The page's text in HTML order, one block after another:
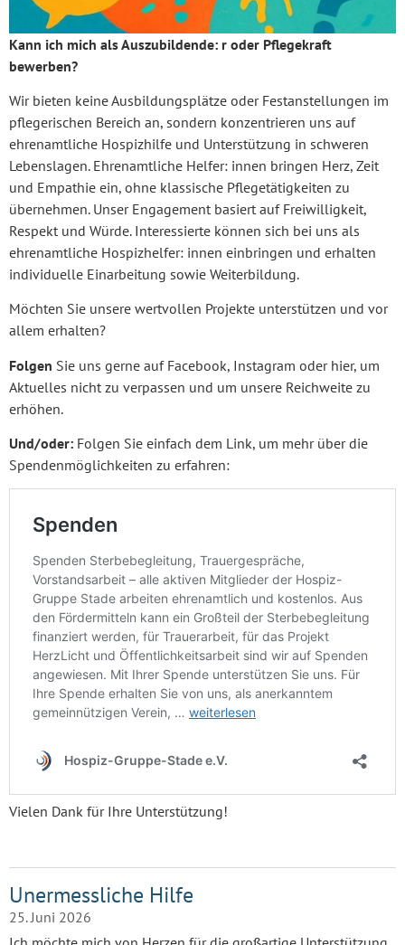
Kann ich mich als Auszubildende: r oder Pflegekraft
bewerben?
Wir bieten keine Ausbildungsplätze oder Festanstellungen im
pflegerischen Bereich an, sondern konzentrieren uns auf
ehrenamtliche Hospizhilfe und Unterstützung in schweren
Lebenslagen. Ehrenamtliche Helfer: innen bringen Herz, Zeit
und Empathie ein, ohne klassische Pflegetätigkeiten zu
übernehmen. Unser Engagement basiert auf Freiwilligkeit,
Respekt und Würde. Interessierte können sich bei uns als
ehrenamtliche Hospizhelfer: innen einbringen und erhalten
individuelle Einarbeitung sowie Weiterbildung.
Möchten Sie unsere wertvollen Projekte unterstützen und vor
allem erhalten?
Folgen Sie uns gerne auf Facebook, Instagram oder hier, um
Aktuelles nicht zu verpassen und um unsere Reichweite zu
erhöhen.
Und/oder: Folgen Sie einfach dem Link, um mehr über die
Spendenmöglichkeiten zu erfahren:
Vielen Dank für Ihre Unterstützung!
Unermessliche Hilfe
25. Juni 2026